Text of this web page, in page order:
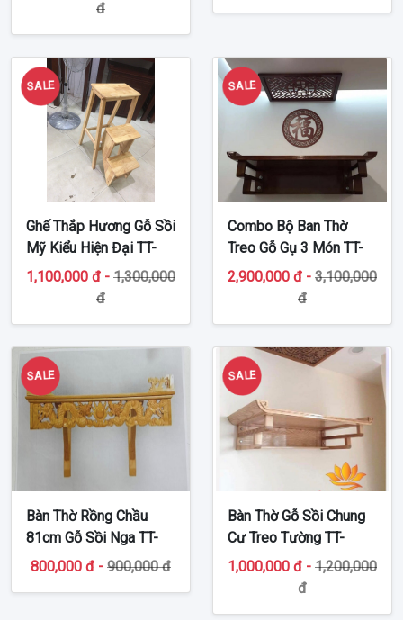
đ
SALE
Ghế Thắp Hương Gỗ Sồi
Mỹ Kiểu Hiện Đại TT-
GTH231
1,100,000 đ - 1,300,000
đ
SALE
Combo Bộ Ban Thờ
Treo Gỗ Gụ 3 Món TT-
BTT230
2,900,000 đ - 3,100,000
đ
SALE
Bàn Thờ Rồng Chầu
81cm Gỗ Sồi Nga TT-
BTT227
800,000 đ - 900,000 đ
SALE
Bàn Thờ Gỗ Sồi Chung
Cư Treo Tường TT-
BTT232
1,000,000 đ - 1,200,000
đ